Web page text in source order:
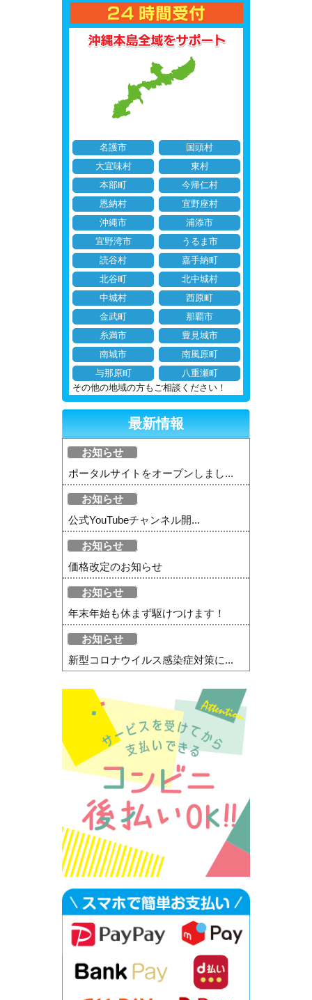
名護市
国頭村
大宜味村
東村
本部町
今帰仁村
恩納村
宜野座村
沖縄市
浦添市
宜野湾市
うるま市
読谷村
嘉手納町
北谷町
北中城村
中城村
西原町
金武町
那覇市
糸満市
豊見城市
南城市
南風原町
与那原町
八重瀬町
その他の地域の方もご相談ください！
最新情報
お知らせ
ポータルサイトをオープンしまし...
お知らせ
公式YouTubeチャンネル開...
お知らせ
価格改定のお知らせ
お知らせ
年末年始も休まず駆けつけます！
お知らせ
新型コロナウイルス感染症対策に...